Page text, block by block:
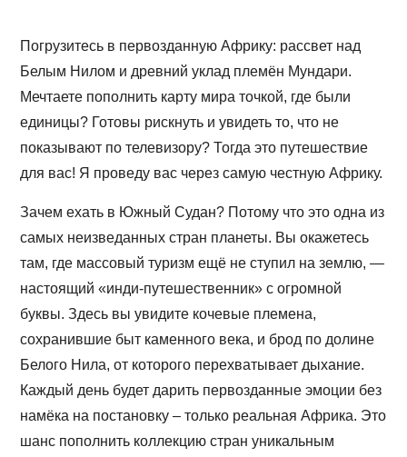
Погрузитесь в первозданную Африку: рассвет над
Белым Нилом и древний уклад племён Мундари.
Мечтаете пополнить карту мира точкой, где были
единицы? Готовы рискнуть и увидеть то, что не
показывают по телевизору? Тогда это путешествие
для вас! Я проведу вас через самую честную Африку.
Зачем ехать в Южный Судан? Потому что это одна из
самых неизведанных стран планеты. Вы окажетесь
там, где массовый туризм ещё не ступил на землю, —
настоящий «инди-путешественник» с огромной
буквы. Здесь вы увидите кочевые племена,
сохранившие быт каменного века, и брод по долине
Белого Нила, от которого перехватывает дыхание.
Каждый день будет дарить первозданные эмоции без
намёка на постановку – только реальная Африка. Это
шанс пополнить коллекцию стран уникальным